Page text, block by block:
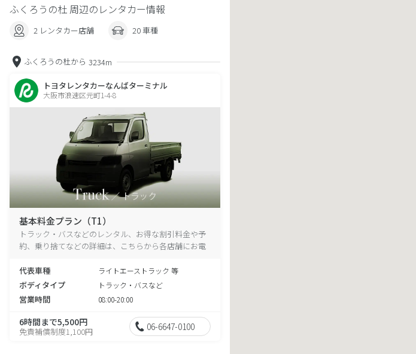
ふくろうの杜 周辺のレンタカー情報
2 レンタカー店舗 20 車種
ふくろうの杜から 3234m
トヨタレンタカーなんばターミナル
大阪市浪速区元町1-4-8
基本料金プラン（T1）
トラック・バスなどのレンタル、お得な割引料金や予
約、乗り捨てなどの詳細は、こちらから各店舗にお電
代表車種
ライトエーストラック 等
ボディタイプ トラック・バスなど
営業時間 08:00-20:00
6時間まで5,500円
免責補償制度1,100円 06-6647-0100